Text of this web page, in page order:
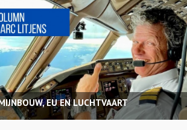
EU EN LUCHTVAART